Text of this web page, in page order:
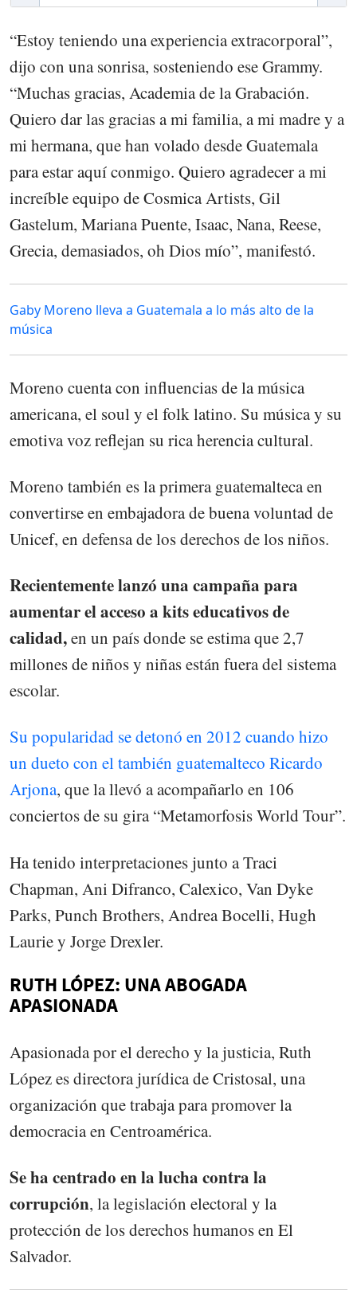
“Estoy teniendo una experiencia extracorporal”,
dijo con una sonrisa, sosteniendo ese Grammy.
“Muchas gracias, Academia de la Grabación.
Quiero dar las gracias a mi familia, a mi madre y a
mi hermana, que han volado desde Guatemala
para estar aquí conmigo. Quiero agradecer a mi
increíble equipo de Cosmica Artists, Gil
Gastelum, Mariana Puente, Isaac, Nana, Reese,
Grecia, demasiados, oh Dios mío”, manifestó.
Gaby Moreno lleva a Guatemala a lo más alto de la
música
Moreno cuenta con influencias de la música
americana, el soul y el folk latino. Su música y su
emotiva voz reflejan su rica herencia cultural.
Moreno también es la primera guatemalteca en
convertirse en embajadora de buena voluntad de
Unicef, en defensa de los derechos de los niños.
Recientemente lanzó una campaña para
aumentar el acceso a kits educativos de
calidad,en un país donde se estima que 2,7
millones de niños y niñas están fuera del sistema
escolar.
Su popularidad se detonó en 2012 cuando hizo
un dueto con el también guatemalteco Ricardo
Arjona, que la llevó a acompañarlo en 106
conciertos de su gira “Metamorfosis World Tour”.
Ha tenido interpretaciones junto a Traci
Chapman, Ani Difranco, Calexico, Van Dyke
Parks, Punch Brothers, Andrea Bocelli, Hugh
Laurie y Jorge Drexler.
RUTH LÓPEZ: UNA ABOGADA
APASIONADA
Apasionada por el derecho y la justicia, Ruth
López es directora jurídica de Cristosal, una
organización que trabaja para promover la
democracia en Centroamérica.
Se ha centrado en la lucha contra la
corrupción, la legislación electoral y la
protección de los derechos humanos en El
Salvador.